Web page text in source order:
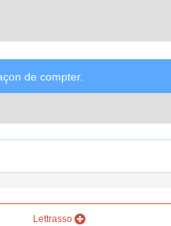
de compter.
Lettrasso